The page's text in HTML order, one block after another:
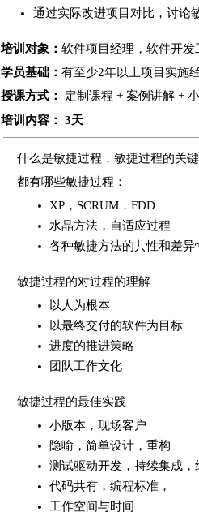
通过实际改进项目对比，讨论
培训对象： 软件项目经理，软件开
学员基础： 有至少2年以上项目实施
授课方式：
定制课程 + 案例讲解 +
培训 内容 ： 3天
什么是敏捷过程，敏捷过程的关
都有哪些敏捷过程：
XP，SCRUM，FDD
水晶方法，自适应过程
各种敏捷方法的共性和差异
敏捷过程的对过程的理解
以人为根本
以最终交付的软件为目标
进度的推进策略
团队工作文化
敏捷过程的最佳实践
小版本，现场客户
隐喻，简单设计，重构
测试驱动开发，持续集成，
代码共有，编程标准，
工作空间与时间